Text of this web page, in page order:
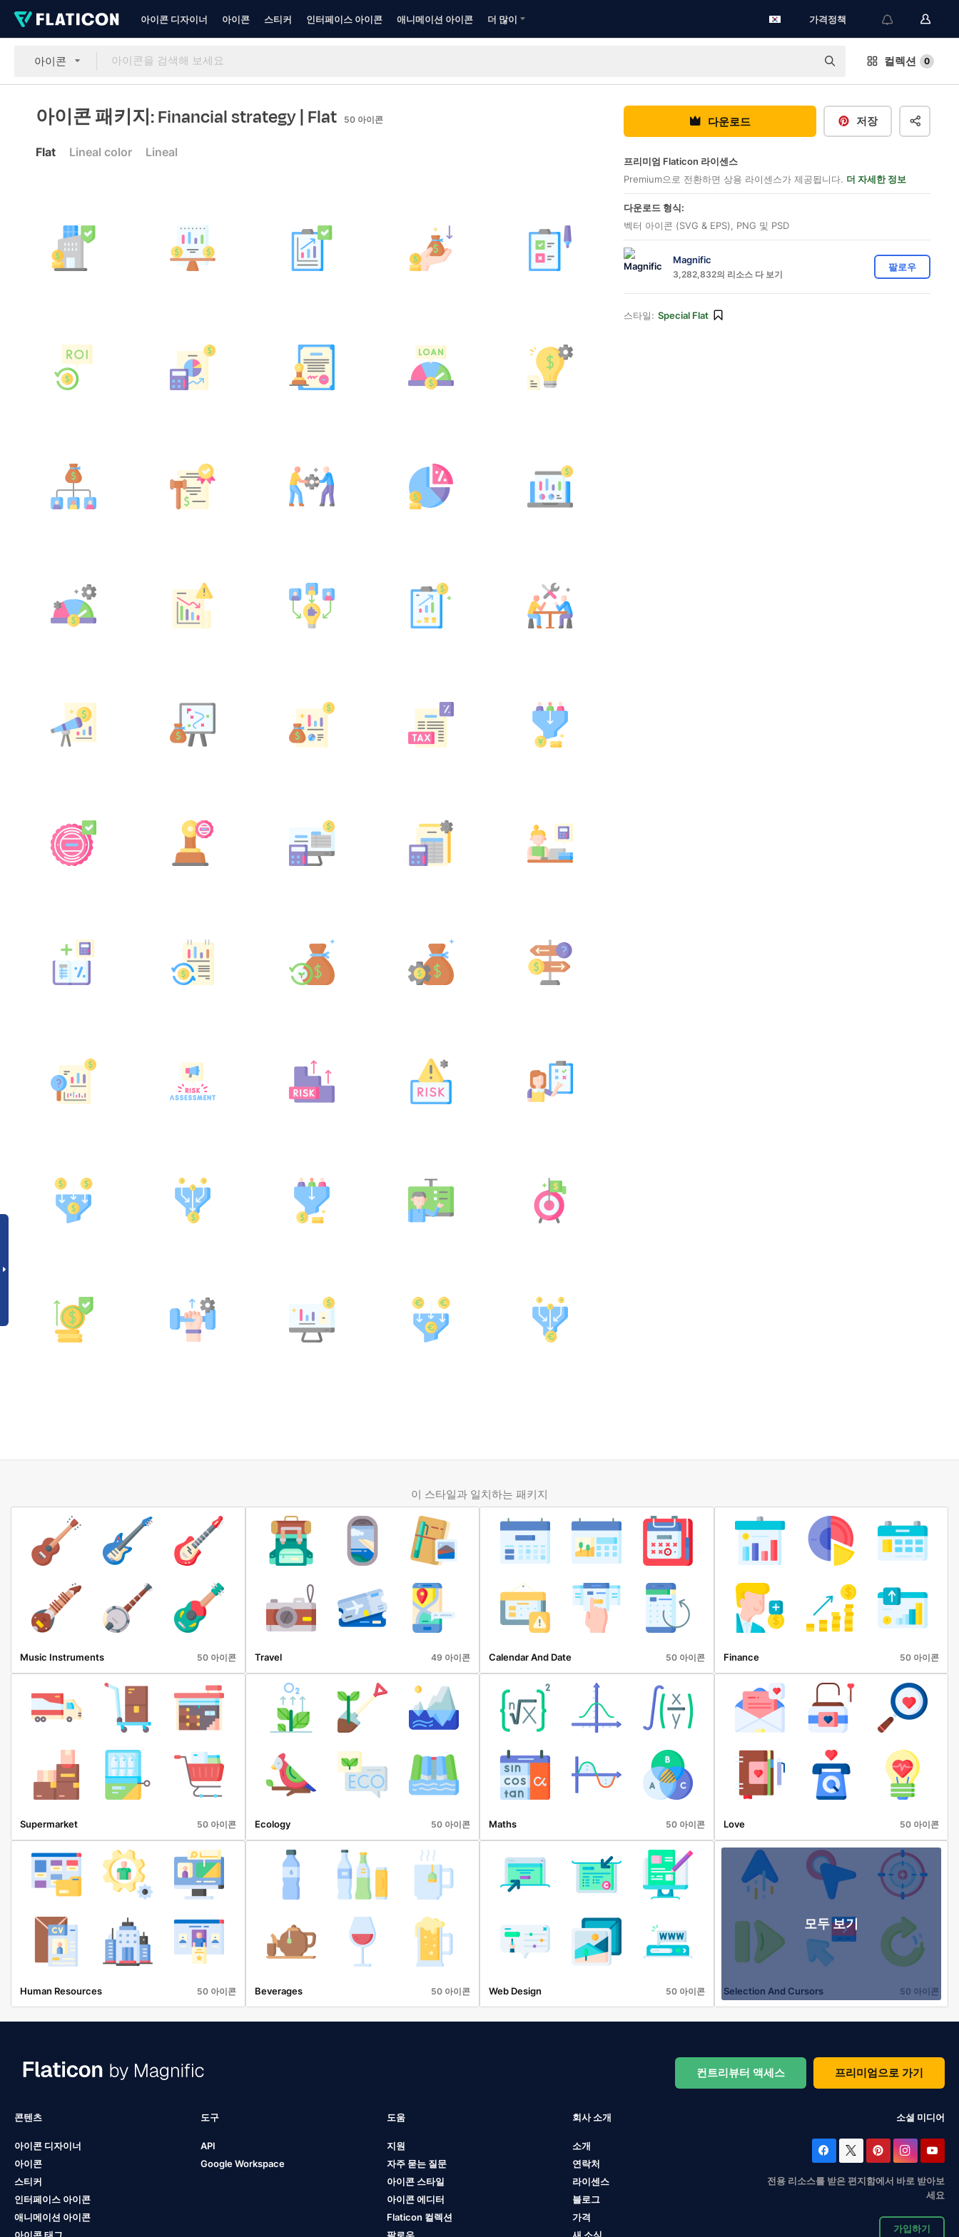
아이콘 디자이너 아이콘 스티커 인터페이스 아이콘 애니메이션 아이콘 더 많이 가격정책
아이콘 컬렉션 0
아이콘 패키지: Financial strategy| Flat 50 아이콘
Flat Lineal color Lineal
다운로드 저장
프리미엄 Flaticon 라이센스
Premium으로 전환하면 상용 라이센스가 제공됩니다. 더 자세한 정보
다운로드 형식:
벡터 아이콘 (SVG & EPS), PNG 및 PSD
Magnific
3,282,832의 리소스 다 보기
팔로우
스타일: Special Flat
이 스타일과 일치하는 패키지
Music Instruments 50 아이콘 Travel 49 아이콘 Calendar And Date 50 아이콘 Finance 50 아이콘
Supermarket 50 아이콘 Ecology 50 아이콘 Maths 50 아이콘 Love 50 아이콘
Human Resources 50 아이콘 Beverages 50 아이콘 Web Design 50 아이콘
모두 보기
Selection And Cursors 50 아이콘
컨트리뷰터 액세스 프리미엄으로 가기
콘텐츠
아이콘 디자이너
아이콘
스티커
인터페이스 아이콘
애니메이션 아이콘
도구
API
Google Workspace
도움
지원
자주 묻는 질문
아이콘 스타일
아이콘 에디터
Flaticon 컬렉션
회사 소개
소개
연락처
라이센스
블로그
가격
소셜 미디어
전용 리소스를 받은 편지함에서 바로 받아보
세요
가입하기